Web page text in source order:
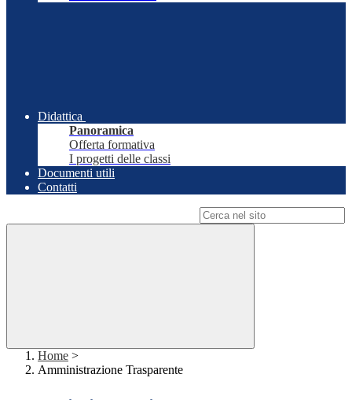
Didattica
Panoramica
Offerta formativa
I progetti delle classi
Documenti utili
Contatti
Home >
Amministrazione Trasparente